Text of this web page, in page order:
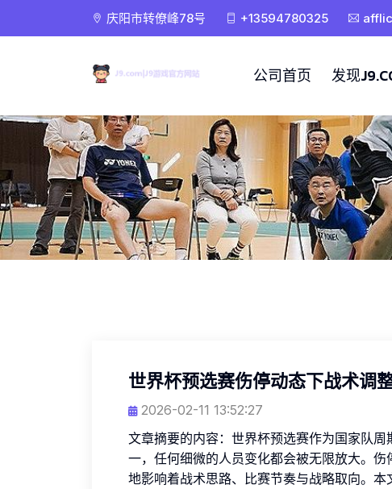
庆阳市转僚峰78号 +13594780325
公司首页 发现
世界杯预选赛伤停动态下战术调
2026-02-11 13:52:27
文章摘要的内容：世界杯预选赛作为国家队
一，任何细微的人员变化都会被无限放大。
地影响着战术思路、比赛节奏与战略取向。